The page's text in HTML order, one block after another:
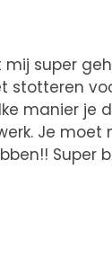
mij super
stotteren
manier je
Je moet
Super